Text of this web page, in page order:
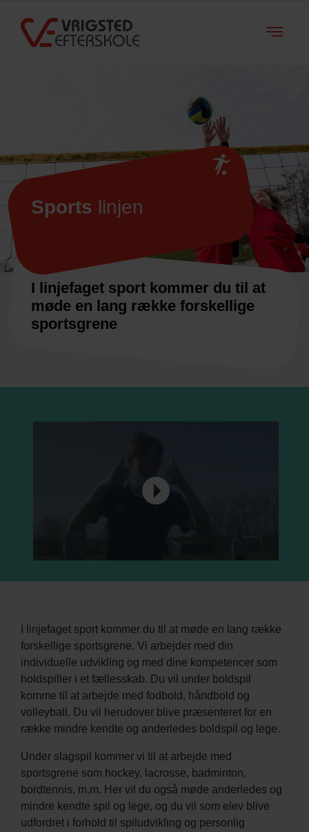
Sports linjen
I linjefaget sport kommer du til at
møde en lang række forskellige
sportsgrene
I linjefaget sport kommer du til at møde en lang række
forskellige sportsgrene. Vi arbejder med din
individuelle udvikling og med dine kompetencer som
holdspiller i et fællesskab. Du vil under boldspil
komme til at arbejde med fodbold, håndbold og
volleyball. Du vil herudover blive præsenteret for en
række mindre kendte og anderledes boldspil og lege.
Under slagspil kommer vi til at arbejde med
sportsgrene som hockey, lacrosse, badminton,
bordtennis, m.m. Her vil du også møde anderledes og
mindre kendte spil og lege, og du vil som elev blive
udfordret i forhold til spiludvikling og personlig